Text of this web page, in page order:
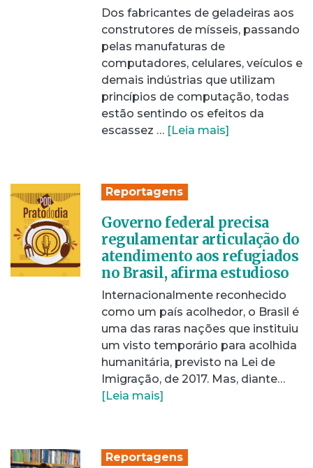
Dos fabricantes de geladeiras aos
construtores de mísseis, passando
pelas manufaturas de
computadores, celulares, veículos e
demais indústrias que utilizam
princípios de computação, todas
estão sentindo os efeitos da
escassez … [Leia mais]
Reportagens
Governo federal precisa
regulamentar articulação do
atendimento aos refugiados
no Brasil, afirma estudioso
Internacionalmente reconhecido
como um país acolhedor, o Brasil é
uma das raras nações que instituiu
um visto temporário para acolhida
humanitária, previsto na Lei de
Imigração, de 2017. Mas, diante…
[Leia mais]
Reportagens